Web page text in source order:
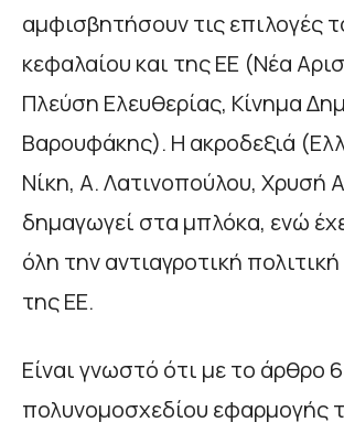
αμφισβητήσουν τις επιλογές
κεφαλαίου και της ΕΕ (Νέα
Πλεύση Ελευθερίας, Κίνημα
Βαρουφάκης). Η ακροδεξιά
Νίκη, Α. Λατινοπούλου, Χρυσή
δημαγωγεί στα μπλόκα, ενώ
όλη την αντιαγροτική
της ΕΕ.
Είναι γνωστό ότι με το άρθρο
πολυνομοσχεδίου εφαρμογής